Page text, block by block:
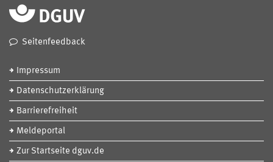
Seitenfeedback
Impressum
Datenschutzerklärung
Barrierefreiheit
Meldeportal
Zur Startseite dguv.de